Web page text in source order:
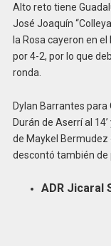
Alto reto tiene
José Joaquín
la Rosa cayeron en
por 4-2, por lo que
ronda.
Dylan Barrantes
Durán de Aserrí al
de Maykel Bermudez
descontó también de
ADR Jicaral